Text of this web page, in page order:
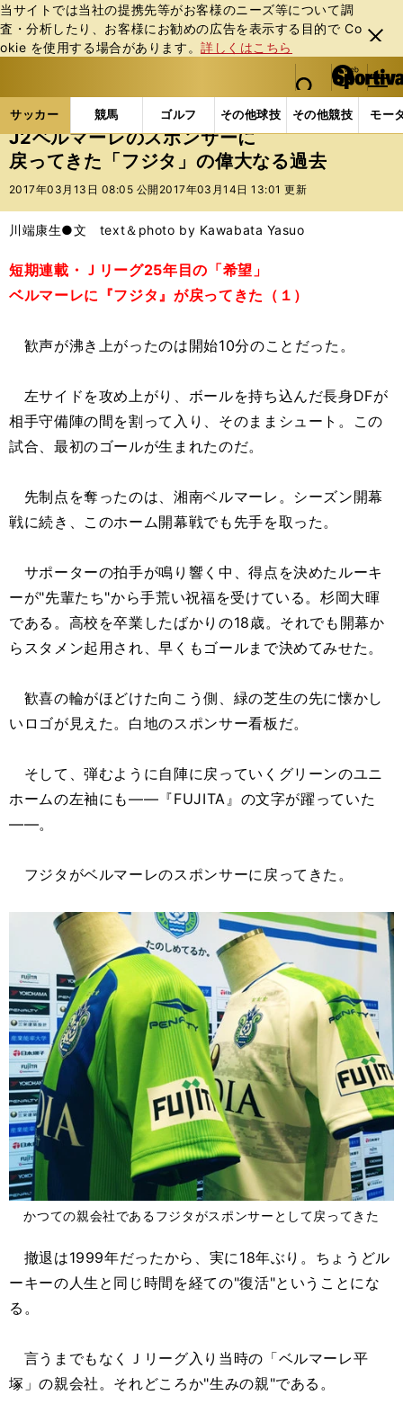
当サイトでは当社の提携先等がお客様のニーズ等について調
査・分析したり、お客様にお勧めの広告を表⽰する⽬的で Co
okie を使⽤する場合があります。詳しくはこちら
閉じ
る
web Sportiva (webスポルティーバ)
検索
マイペ
ー
ジ
メニュ
サッカー 競馬 ゴルフ その他球技 その他競技 モー
ス
ポ
ル
バ
サッカーの記事一覧 Jリーグ他 Jリーグ J2ベル
J2ベルマーレのスポンサーに
戻ってきた「フジタ」の偉大なる過去
2017年03月13日 08:05 公開 2017年03月14日 13:01 更新
川端康生●文 text＆photo by Kawabata Yasuo
短期連載・Ｊリーグ25年目の「希望」
ベルマーレに『フジタ』が戻ってきた（１）
歓声が沸き上がったのは開始10分のことだった。
左サイドを攻め上がり、ボールを持ち込んだ長身DFが
相手守備陣の間を割って入り、そのままシュート。この
試合、最初のゴールが生まれたのだ。
先制点を奪ったのは、湘南ベルマーレ。シーズン開幕
戦に続き、このホーム開幕戦でも先手を取った。
サポーターの拍手が鳴り響く中、得点を決めたルーキ
ーが"先輩たち"から手荒い祝福を受けている。杉岡大暉
である。高校を卒業したばかりの18歳。それでも開幕か
らスタメン起用され、早くもゴールまで決めてみせた。
歓喜の輪がほどけた向こう側、緑の芝生の先に懐かし
いロゴが見えた。白地のスポンサー看板だ。
そして、弾むように自陣に戻っていくグリーンのユニ
ホームの左袖にも――『FUJITA』の文字が躍っていた
――。
フジタがベルマーレのスポンサーに戻ってきた。
かつての親会社であるフジタがスポンサーとして戻ってきた
撤退は1999年だったから、実に18年ぶり。ちょうどル
ーキーの人生と同じ時間を経ての"復活"ということにな
る。
言うまでもなくＪリーグ入り当時の「ベルマーレ平
塚」の親会社。それどころか"生みの親"である。